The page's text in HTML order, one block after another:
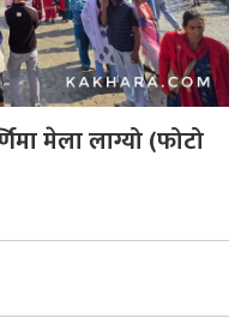
मेला लाग्यो (फोटो